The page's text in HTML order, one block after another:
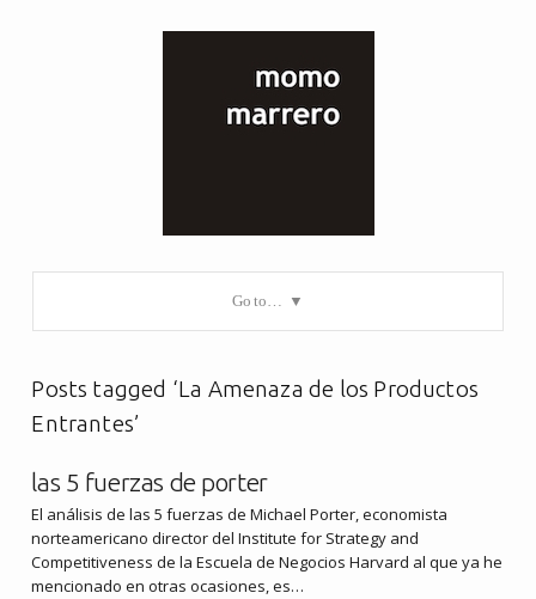
Go to…
Posts tagged ‘La Amenaza de los Productos
Entrantes’
las 5 fuerzas de porter
El análisis de las 5 fuerzas de Michael Porter, economista
norteamericano director del Institute for Strategy and
Competitiveness de la Escuela de Negocios Harvard al que ya he
mencionado en otras ocasiones, es…